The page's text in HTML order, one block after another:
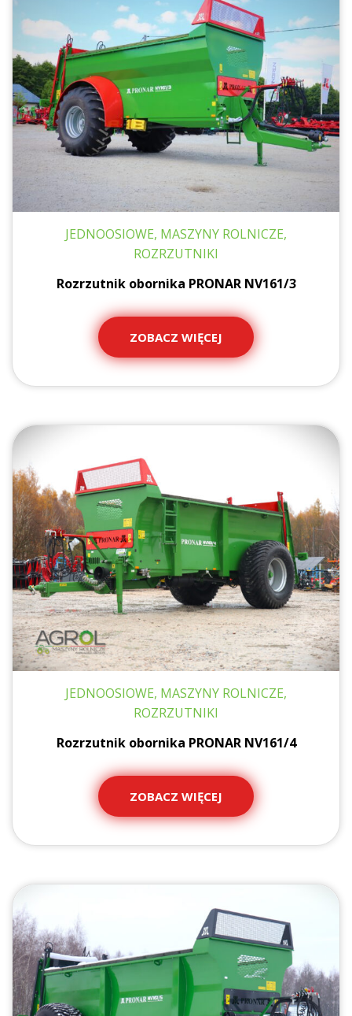
JEDNOOSIOWE, MASZYNY ROLNICZE,
ROZRZUTNIKI
Rozrzutnik obornika PRONAR NV161/3
ZOBACZ WIĘCEJ
JEDNOOSIOWE, MASZYNY ROLNICZE,
ROZRZUTNIKI
Rozrzutnik obornika PRONAR NV161/4
ZOBACZ WIĘCEJ